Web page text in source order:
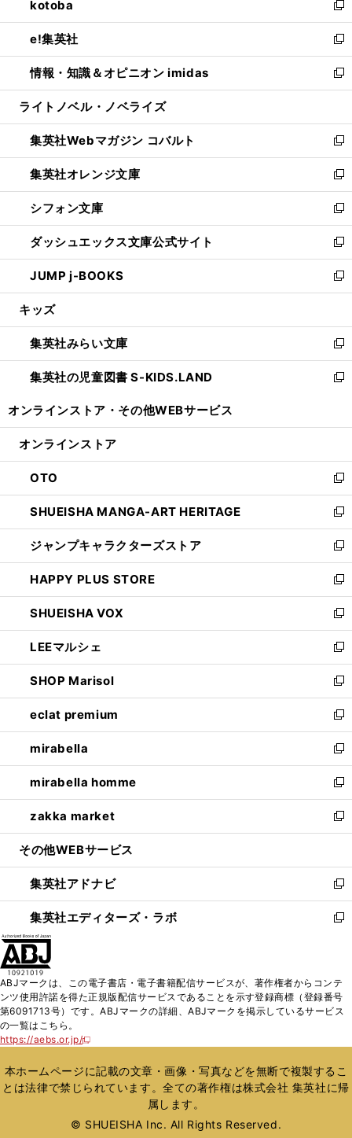
く
で
開
く
ド
ウ
で
開
く
ィ
ン
ド
ウ
で
開
い
ウ
ィ
ン
ド
ウ
開
く
kotoba
新
し
い
ウ
ィ
ン
ウ
で
開
く
e!集英社
新
し
い
ウ
ン
ド
ウ
で
開
く
情報・知識＆オピニオン imidas
新
し
ウ
ィ
ン
ド
ウ
で
開
く
ライトノベル・ノベライズ
集英社Webマガジン コバルト
新
し
い
ウ
ィ
ン
ド
ウ
で
開
集英社オレンジ文庫
新
し
い
ウ
ィ
ン
ド
ウ
開
く
シフォン文庫
新
し
い
ウ
ィ
ン
ウ
で
開
く
ダッシュエックス文庫公式サイト
新
し
い
ウ
ン
ド
ウ
で
JUMP j-BOOKS
新
し
ウ
ィ
ン
ド
開
キッズ
集英社みらい文庫
新
し
い
ン
ウ
で
開
く
集英社の児童図書 S-KIDS.LAND
新
ウ
ン
ド
ウ
で
開
く
オンラインストア・ その他WEBサービス
オンラインストア
OTO
新
し
い
ウ
ィ
ン
ド
ウ
で
開
く
SHUEISHA MANGA-ART HERITAGE
新
し
い
ウ
ィ
ン
ド
ウ
で
開
く
ジャンプキャラクターズストア
新
し
い
ウ
ィ
ン
ド
ウ
で
開
く
HAPPY PLUS STORE
新
し
い
ウ
ィ
ン
ド
ウ
で
開
く
SHUEISHA VOX
新
し
い
ウ
ィ
ン
ド
ウ
で
開
く
LEEマルシェ
新
し
い
ウ
ィ
ン
ド
ウ
で
開
く
SHOP Marisol
新
し
い
ウ
ィ
ン
ド
ウ
で
開
eclat premium
新
し
い
ウ
ィ
ン
ド
ウ
開
く
mirabella
新
し
い
ウ
ィ
ン
ウ
で
開
く
mirabella homme
新
し
い
ウ
ン
ド
ウ
で
zakka market
新
し
ウ
ィ
ン
ド
く
その他WEBサービス
集英社アドナビ
新
し
い
ド
ウ
で
集英社エディターズ・ラボ
新
ィ
ン
ド
開
く
ABJマークは、この電子書店・電子書籍配信サービスが、著作権者からコンテ
ンツ使用許諾を得た正規版配信サービスであることを示す登録商標（登録番号
第6091713号）です。ABJマークの詳細、ABJマークを掲示しているサービス
の一覧はこちら。
https://aebs.or.jp/
新
い
ウ
ィ
ウ
本ホームページに記載の文章・画像・写真などを無断で複製するこ
とは法律で禁じられています。全ての著作権は株式会社 集英社に帰
属します。
© SHUEISHA Inc. All Rights Reserved.